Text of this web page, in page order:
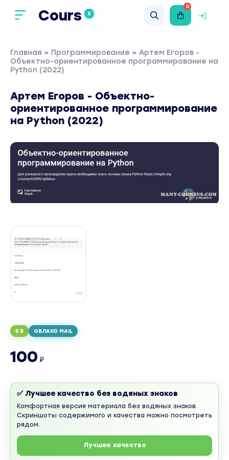
Cours X
0
Главная » Программирование » Артем Егоров -
Объектно-ориентированное программирование на
Python (2022)
Артем Егоров - Объектно-
ориентированное программирование
на Python (2022)
5 Б ОБЛАКО MAIL
100 ₽
✅ Лучшее качество без водяных знаков
Комфортная версия материала без водяных знаков.
Скриншоты содержимого и качества можно посмотреть
рядом.
Лучшее качество